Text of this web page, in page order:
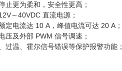
止更为柔和，安全性更高；
～40VDC 直流电源；
定电流达 10 A，峰值电流可达 20 A；
压及外部 PWM 信号调速；
过温、霍尔信号错误等保护报警功能；